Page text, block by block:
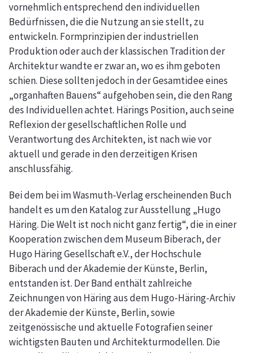
vornehmlich entsprechend den individuellen
Bedürfnissen, die die Nutzung an sie stellt, zu
entwickeln. Formprinzipien der industriellen
Produktion oder auch der klassischen Tradition der
Architektur wandte er zwar an, wo es ihm geboten
schien. Diese sollten jedoch in der Gesamtidee eines
„organhaften Bauens“ aufgehoben sein, die den Rang
des Individuellen achtet. Härings Position, auch seine
Reflexion der gesellschaftlichen Rolle und
Verantwortung des Architekten, ist nach wie vor
aktuell und gerade in den derzeitigen Krisen
anschlussfähig.
Bei dem bei im Wasmuth-Verlag erscheinenden Buch
handelt es um den Katalog zur Ausstellung „Hugo
Häring. Die Welt ist noch nicht ganz fertig“, die in einer
Kooperation zwischen dem Museum Biberach, der
Hugo Häring Gesellschaft e.V., der Hochschule
Biberach und der Akademie der Künste, Berlin,
entstanden ist. Der Band enthält zahlreiche
Zeichnungen von Häring aus dem Hugo-Häring-Archiv
der Akademie der Künste, Berlin, sowie
zeitgenössische und aktuelle Fotografien seiner
wichtigsten Bauten und Architekturmodellen. Die